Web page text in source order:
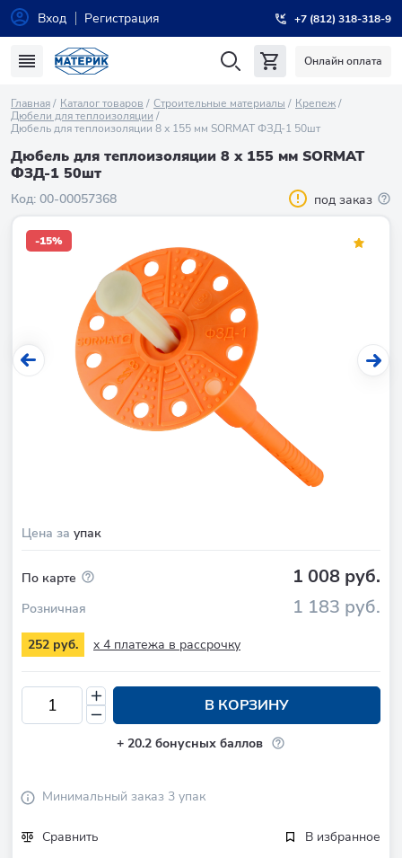
Вход Регистрация +7 (812) 318-318-9
Онлайн оплата
Главная Каталог товаров Строительные материалы
Крепеж
Дюбели для теплоизоляции
Дюбель для теплоизоляции 8 х 155 мм SORMAT ФЗД-1 50шт
Дюбель для теплоизоляции 8 х 155 мм SORMAT
ФЗД-1 50шт
Код: 00-00057368 под заказ
Цена за упак
-15%
По карте 1 008 руб.
Розничная 1 183 руб.
252 руб. x 4 платежа в рассрочку
В КОРЗИНУ
+ 20.2 бонусных баллов
Минимальный заказ 3 упак
Сравнить В избранное